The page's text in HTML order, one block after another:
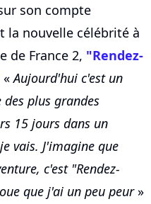
son compte
la nouvelle célébrité à
de France 2, "Rendez-
«Aujourd'hui c'est un
plus grandes
15 jours dans un
vais. J'imagine que
c'est "Rendez-
que j'ai un peu peur»